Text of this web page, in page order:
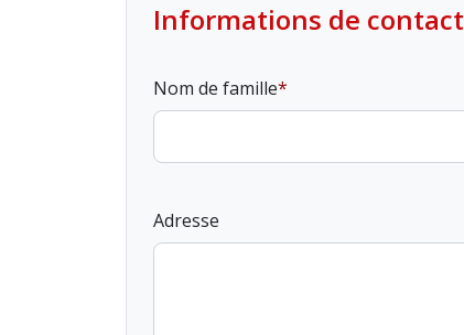
Informations de contact
Nom de famille
Adresse